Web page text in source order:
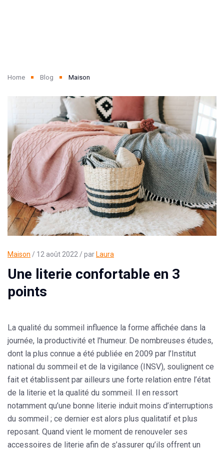
Home Blog Maison
Maison / 12 août 2022 / par Laura
Une literie confortable en 3
points
La qualité du sommeil influence la forme affichée dans la
journée, la productivité et l’humeur. De nombreuses études,
dont la plus connue a été publiée en 2009 par l’Institut
national du sommeil et de la vigilance (INSV), soulignent ce
fait et établissent par ailleurs une forte relation entre l’état
de la literie et la qualité du sommeil. Il en ressort
notamment qu’une bonne literie induit moins d’interruptions
du sommeil ; ce dernier est alors plus qualitatif et plus
reposant. Quand vient le moment de renouveler ses
accessoires de literie afin de s’assurer qu’ils offrent un